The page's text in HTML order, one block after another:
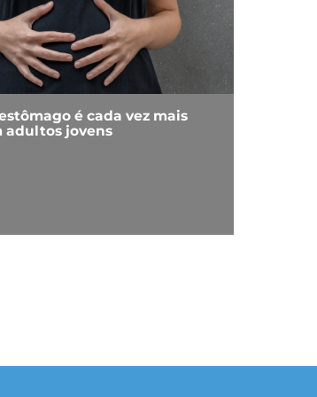
é cada vez mais
adultos jovens